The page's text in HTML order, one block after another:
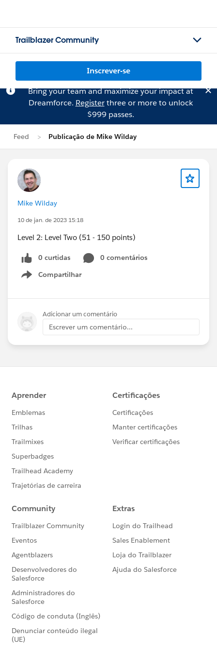
Trailblazer Community
Inscrever-se
Bring your team and maximize your impact at
Dreamforce. Registerthree or more to unlock
$999 passes.
Feed Publicação de Mike Wilday
Mike Wilday
10 de jan. de 2023 15:18
Level 2: Level Two (51 - 150 points)
0 curtidas
0 comentários
Compartilhar
Show menu
Adicionar um comentário
Escrever um comentário...